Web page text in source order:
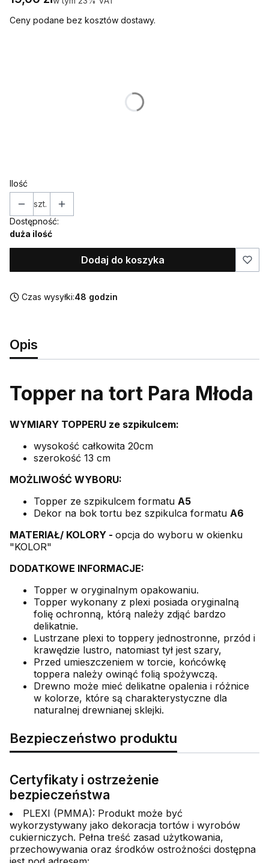
Ceny podane bez kosztów dostawy.
Ilość
szt.
Dostępność:
duża ilość
Dodaj do koszyka
Czas wysyłki:48 godzin
Opis
Topper na tort Para Młoda
WYMIARY TOPPERU ze szpikulcem:
wysokość całkowita 20cm
szerokość 13 cm
MOŻLIWOŚĆ WYBORU:
Topper ze szpikulcem formatu A5
Dekor na bok tortu bez szpikulca formatu A6
MATERIAŁ/ KOLORY - opcja do wyboru w okienku
"KOLOR"
DODATKOWE INFORMACJE:
Topper w oryginalnym opakowaniu.
Topper wykonany z plexi posiada oryginalną
folię ochronną, którą należy zdjąć bardzo
delikatnie.
Lustrzane plexi to toppery jednostronne, przód i
krawędzie lustro, natomiast tył jest szary,
Przed umieszczeniem w torcie, końcówkę
toppera należy owinąć folią spożywczą.
Drewno może mieć delikatne opalenia i różnice
w kolorze, które są charakterystyczne dla
naturalnej drewnianej sklejki.
Bezpieczeństwo produktu
Certyfikaty i ostrzeżenie
bezpieczeństwa
PLEXI (PMMA): Produkt może być
wykorzystywany jako dekoracja tortów i wyrobów
cukierniczych. Pełna treść zasad użytkowania,
przechowywania oraz środków ostrożności dostępna